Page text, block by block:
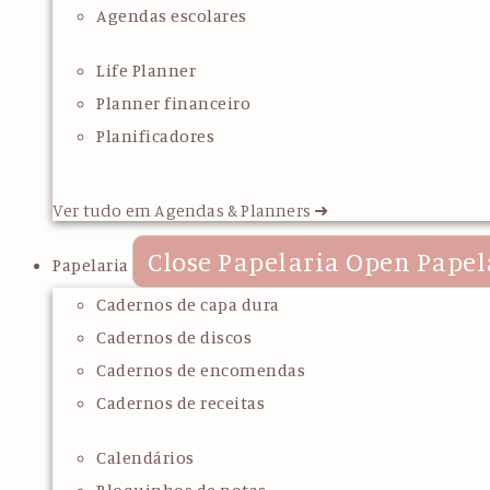
Agendas escolares
Life Planner
Planner financeiro
Planificadores
Ver tudo em Agendas & Planners ➜
Papelaria Close Papelaria Open
Cadernos de capa dura
Cadernos de discos
Cadernos de encomendas
Cadernos de receitas
Calendários